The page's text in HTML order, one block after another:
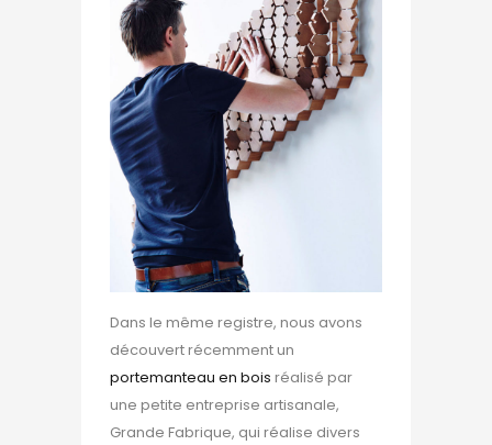
Dans le même registre, nous avons
découvert récemment un
portemanteau en bois réalisé par
une petite entreprise artisanale,
Grande Fabrique, qui réalise divers